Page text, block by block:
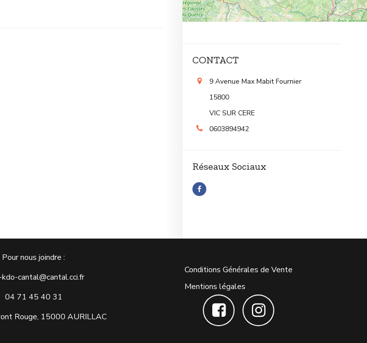
CONTACT
9 Avenue Max Mabit Fournier
15800
VIC SUR CERE
0603894942
Réseaux Sociaux
Pour nous joindre :
cantal@cantal.cci.fr
04 71 45 40 31
Rouge, 15000 AURILLAC
Conditions Générales de Vente
Mentions légales